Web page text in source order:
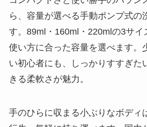
ら、容量が選べる手動ポンプ式の
す。89ml・160ml・220mlの3サイ
使い方に合った容量を選べます。
い初心者にも、しっかりすすぎた
きる柔軟さが魅力。
手のひらに収まる小ぶりなボディ